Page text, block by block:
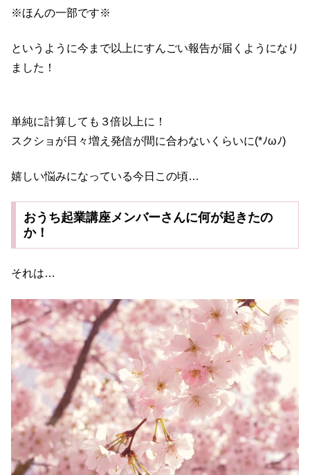
※ほんの一部です※
というように今まで以上にすんごい報告が届くようになり
ました！
単純に計算しても３倍以上に！
スクショが日々増え発信が間に合わないくらいに(*ﾉωﾉ)
嬉しい悩みになっている今日この頃…
おうち起業講座メンバーさんに何が起きたの
か！
それは…